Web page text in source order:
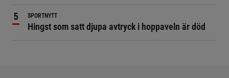
SPORTNYTT
Hingst som satt djupa avtryck i hoppaveln är död